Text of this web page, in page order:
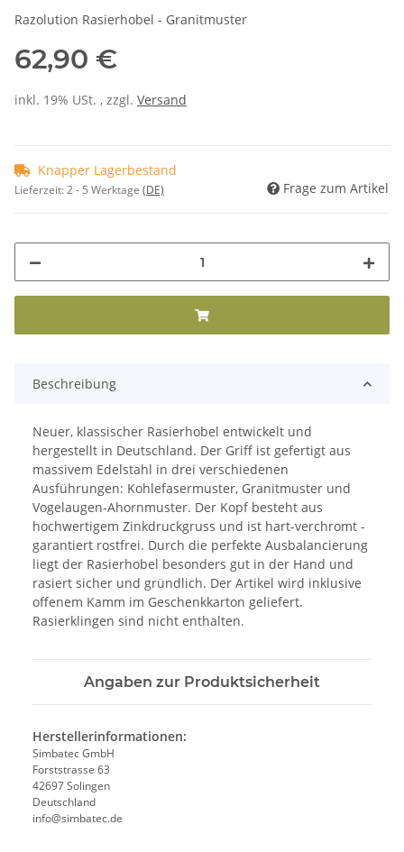
Razolution Rasierhobel - Granitmuster
62,90 €
inkl. 19% USt. , zzgl. Versand
Knapper Lagerbestand
Lieferzeit:2 - 5 Werktage (DE) Frage zum Artikel
Beschreibung
Neuer, klassischer Rasierhobel entwickelt und
hergestellt in Deutschland. Der Griff ist gefertigt aus
massivem Edelstahl in drei verschiedenen
Ausführungen: Kohlefasermuster, Granitmuster und
Vogelaugen-Ahornmuster. Der Kopf besteht aus
hochwertigem Zinkdruckgruss und ist hart-verchromt -
garantiert rostfrei. Durch die perfekte Ausbalancierung
liegt der Rasierhobel besonders gut in der Hand und
rasiert sicher und gründlich. Der Artikel wird inklusive
offenem Kamm im Geschenkkarton geliefert.
Rasierklingen sind nicht enthalten.
Angaben zur Produktsicherheit
Herstellerinformationen:
Simbatec GmbH
Forststrasse 63
42697 Solingen
Deutschland
info@simbatec.de